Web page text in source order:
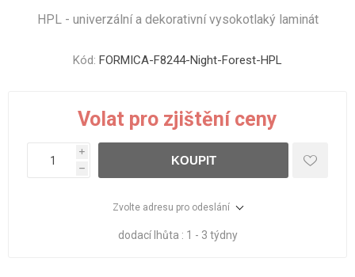
HPL - univerzální a dekorativní vysokotlaký laminát
Kód: FORMICA-F8244-Night-Forest-HPL
Volat pro zjištění ceny
i
h
KOUPIT
Zvolte adresu pro odeslání
dodací lhůta : 1 - 3 týdny